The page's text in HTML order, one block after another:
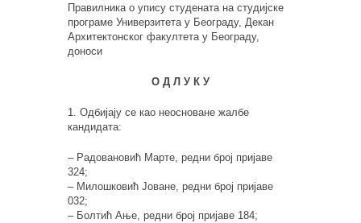
Правилника о упису студената на студијске
програме Универзитета у Београду, Декан
Архитектонског факултета у Београду,
доноси
О Д Л У К У
1. Одбијају се као неосноване жалбе
кандидата:
– Радовановић Марте, редни број пријаве
324;
– Милошковић Јоване, редни број пријаве
032;
– Болтић Ање, редни број пријаве 184;